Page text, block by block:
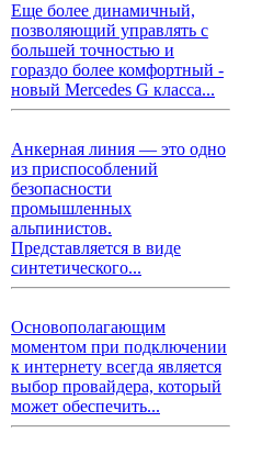
Еще более динамичный,
позволяющий управлять с
большей точностью и
гораздо более комфортный -
новый Mercedes G класса...
Анкерная линия — это одно
из приспособлений
безопасности
промышленных
альпинистов.
Представляется в виде
синтетического...
Основополагающим
моментом при подключении
к интернету всегда является
выбор провайдера, который
может обеспечить...